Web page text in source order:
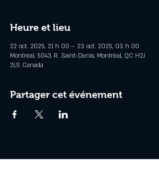
Heure et lieu
22 oct. 2025, 21 h 00 – 23 oct. 2025, 03 h 00
Montréal, 5043 R. Saint-Denis, Montréal, QC H2J
2L9, Canada
Partager cet événement